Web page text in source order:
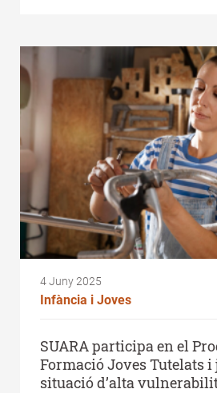
4 Juny 2025
Infància i Joves
SUARA participa en el
Formació Joves Tutelats i
situació d’alta